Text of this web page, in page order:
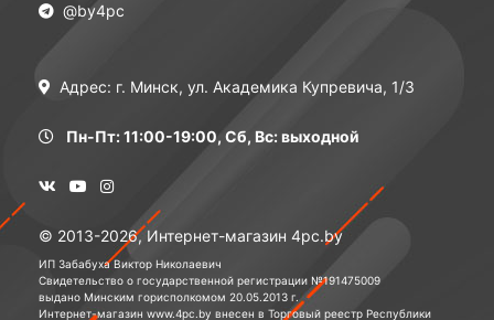
@by4pc
Адрес: г. Минск, ул. Академика Купревича, 1/3
Пн-Пт: 11:00-19:00, Сб, Вс: выходной
© 2013-2026, Интернет-магазин 4pc.by
ИП Забабуха Виктор Николаевич
Свидетельство о государственной регистрации №191475009
выдано Минским горисполкомом 20.05.2013 г.
Интернет-магазин www.4pc.by внесен в Торговый реестр Республики